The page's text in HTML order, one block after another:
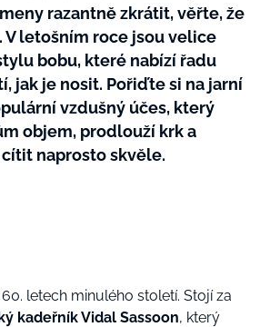
razantně zkrátit, věřte, že
letošním roce jsou velice
bobu, které nabízí řadu
jak je nosit. Pořiďte si na jarní
vzdušný účes, který
objem, prodlouží krk a
naprosto skvěle.
letech minulého století. Stojí za
kadeřník Vidal Sassoon, který